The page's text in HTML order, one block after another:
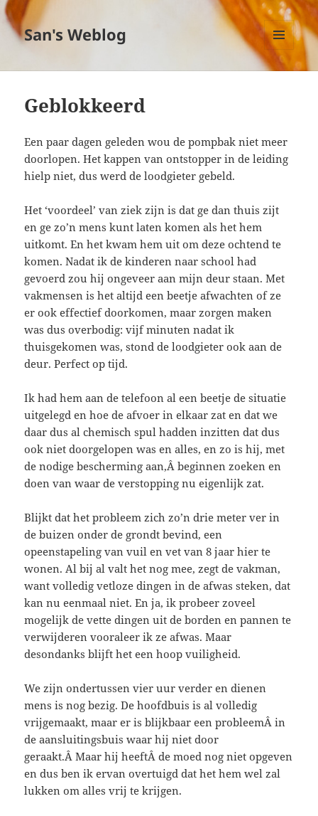
San's Weblog
MENU
EN
Geblokkeerd
Een paar dagen geleden wou de pompbak niet meer
doorlopen. Het kappen van ontstopper in de leiding
hielp niet, dus werd de loodgieter gebeld.
Het ‘voordeel’ van ziek zijn is dat ge dan thuis zijt
en ge zo’n mens kunt laten komen als het hem
uitkomt. En het kwam hem uit om deze ochtend te
komen. Nadat ik de kinderen naar school had
gevoerd zou hij ongeveer aan mijn deur staan. Met
vakmensen is het altijd een beetje afwachten of ze
er ook effectief doorkomen, maar zorgen maken
was dus overbodig: vijf minuten nadat ik
thuisgekomen was, stond de loodgieter ook aan de
deur. Perfect op tijd.
Ik had hem aan de telefoon al een beetje de situatie
uitgelegd en hoe de afvoer in elkaar zat en dat we
daar dus al chemisch spul hadden inzitten dat dus
ook niet doorgelopen was en alles, en zo is hij, met
de nodige bescherming aan,Â beginnen zoeken en
doen van waar de verstopping nu eigenlijk zat.
Blijkt dat het probleem zich zo’n drie meter ver in
de buizen onder de grondt bevind, een
opeenstapeling van vuil en vet van 8 jaar hier te
wonen. Al bij al valt het nog mee, zegt de vakman,
want volledig vetloze dingen in de afwas steken, dat
kan nu eenmaal niet. En ja, ik probeer zoveel
mogelijk de vette dingen uit de borden en pannen te
verwijderen vooraleer ik ze afwas. Maar
desondanks blijft het een hoop vuiligheid.
We zijn ondertussen vier uur verder en dienen
mens is nog bezig. De hoofdbuis is al volledig
vrijgemaakt, maar er is blijkbaar een probleemÂ in
de aansluitingsbuis waar hij niet door
geraakt.Â Maar hij heeftÂ de moed nog niet opgeven
en dus ben ik ervan overtuigd dat het hem wel zal
lukken om alles vrij te krijgen.